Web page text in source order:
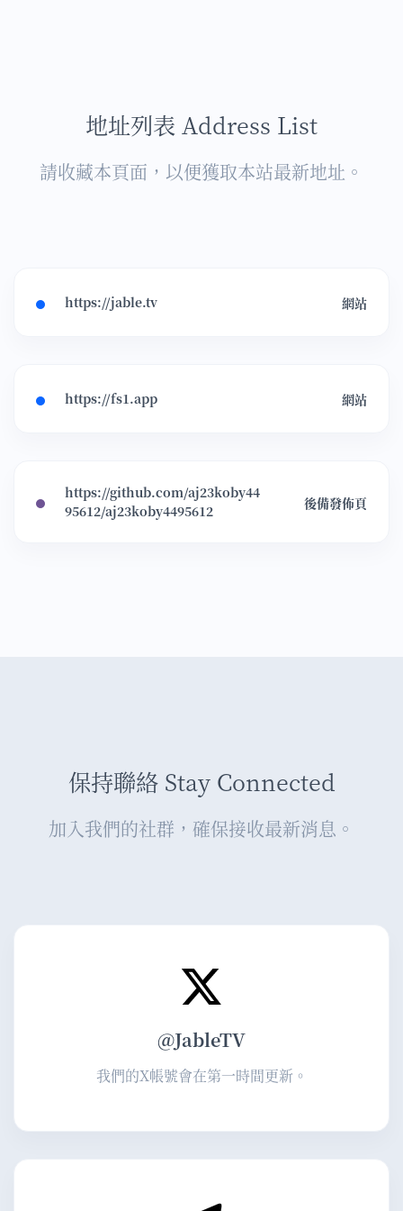
地址列表 Address List
請收藏本頁面，以便獲取本站最新地址。
https://jable.tv 網站
https://fs1.app 網站
https://github.com/aj23koby44
95612/aj23koby4495612
後備發佈頁
保持聯絡 Stay Connected
加入我們的社群，確保接收最新消息。
@JableTV
我們的X帳號會在第一時間更新。